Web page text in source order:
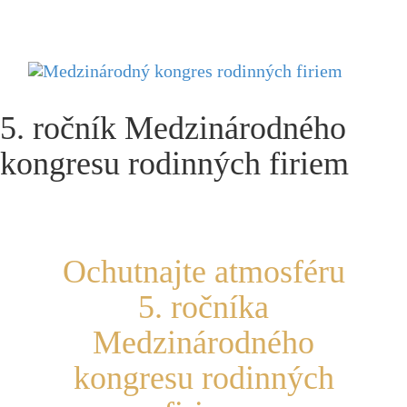
5. ročník Medzinárodného
kongresu rodinných firiem
Ochutnajte atmosféru
5. ročníka
Medzinárodného
kongresu rodinných